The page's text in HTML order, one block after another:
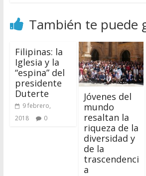
También te puede
Filipinas: la
Iglesia y la
“espina” del
presidente
Duterte
9 febrero,
2018
0
Jóvenes del
mundo
resaltan la
riqueza de la
diversidad y
de la
trascendenci
a